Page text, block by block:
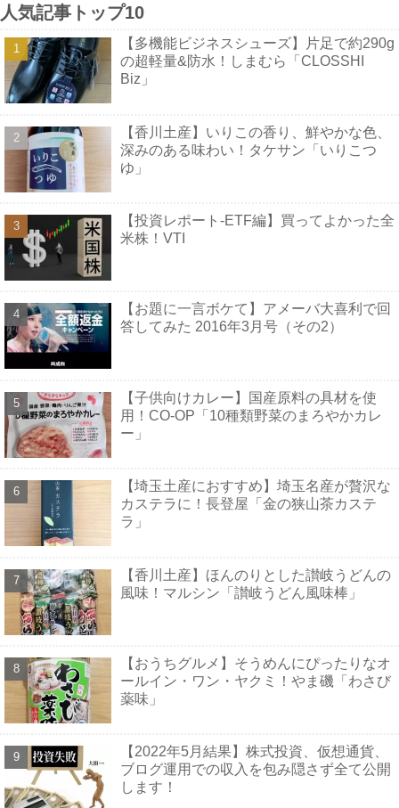
人気記事トップ10
【多機能ビジネスシューズ】片足で約290g
の超軽量&防水！しまむら「CLOSSHI
Biz」
【香川土産】いりこの香り、鮮やかな色、
深みのある味わい！タケサン「いりこつ
ゆ」
【投資レポート-ETF編】買ってよかった全
米株！VTI
【お題に一言ボケて】アメーバ大喜利で回
答してみた 2016年3月号（その2）
【子供向けカレー】国産原料の具材を使
用！CO-OP「10種類野菜のまろやかカレ
ー」
【埼玉土産におすすめ】埼玉名産が贅沢な
カステラに！長登屋「金の狭山茶カステ
ラ」
【香川土産】ほんのりとした讃岐うどんの
風味！マルシン「讃岐うどん風味棒」
【おうちグルメ】そうめんにぴったりなオ
ールイン・ワン・ヤクミ！やま磯「わさび
薬味」
【2022年5月結果】株式投資、仮想通貨、
ブログ運用での収入を包み隠さず全て公開
します！